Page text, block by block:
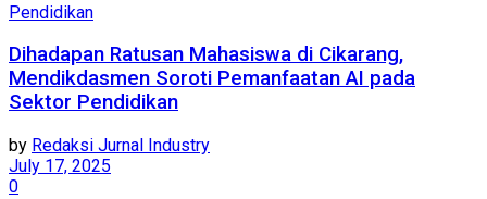
Pendidikan
Dihadapan Ratusan Mahasiswa di Cikarang,
Mendikdasmen Soroti Pemanfaatan AI pada
Sektor Pendidikan
by Redaksi Jurnal Industry
July 17, 2025
0